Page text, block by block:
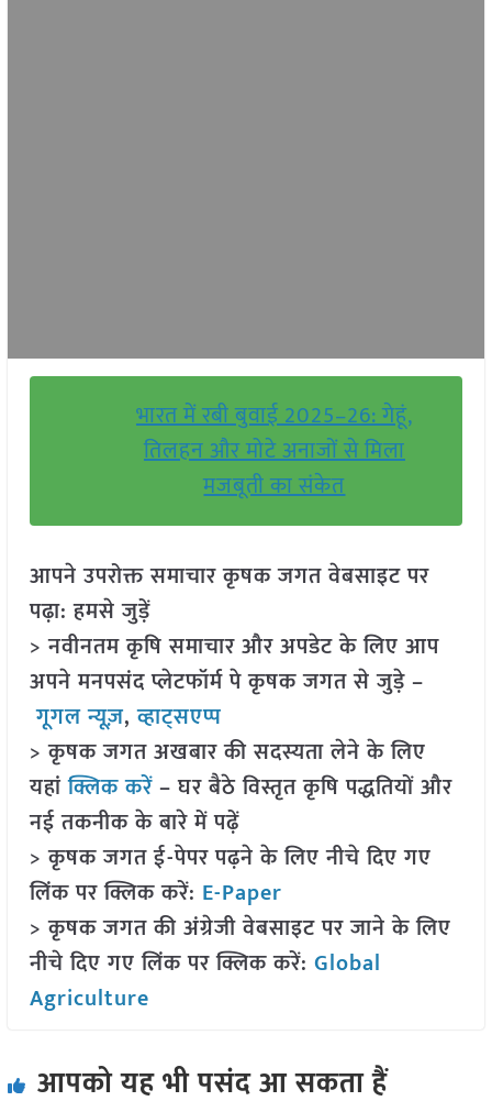
भारत में रबी बुवाई 2025–26: गेहूं,
तिलहन और मोटे अनाजों से मिला
मजबूती का संकेत
आपने उपरोक्त समाचार कृषक जगत वेबसाइट पर
पढ़ा: हमसे जुड़ें
> नवीनतम कृषि समाचार और अपडेट के लिए आप
अपने मनपसंद प्लेटफॉर्म पे कृषक जगत से जुड़े –
गूगल न्यूज़,व्हाट्सएप्प
> कृषक जगत अखबार की सदस्यता लेने के लिए
यहांक्लिक करें– घर बैठे विस्तृत कृषि पद्धतियों और
नई तकनीक के बारे में पढ़ें
> कृषक जगत ई-पेपर पढ़ने के लिए नीचे दिए गए
लिंक पर क्लिक करें: E-Paper
> कृषक जगत की अंग्रेजी वेबसाइट पर जाने के लिए
नीचे दिए गए लिंक पर क्लिक करें: Global
Agriculture
आपको यह भी पसंद आ सकता हैं